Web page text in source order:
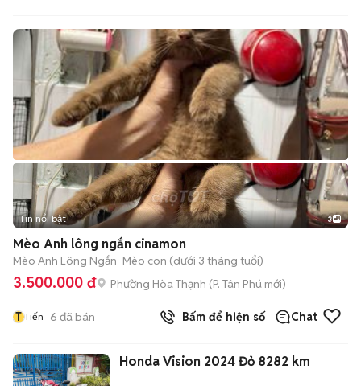
Tin nổi bật 3
Mèo Anh lông ngắn cinamon
Mèo Anh Lông Ngắn Mèo con (dưới 3 tháng tuổi)
3.500.000 đ Phường Hòa Thạnh (P. Tân Phú mới)
T Tiến 6 đã bán Bấm để hiện số Chat
Honda Vision 2024 Đỏ 8282 km